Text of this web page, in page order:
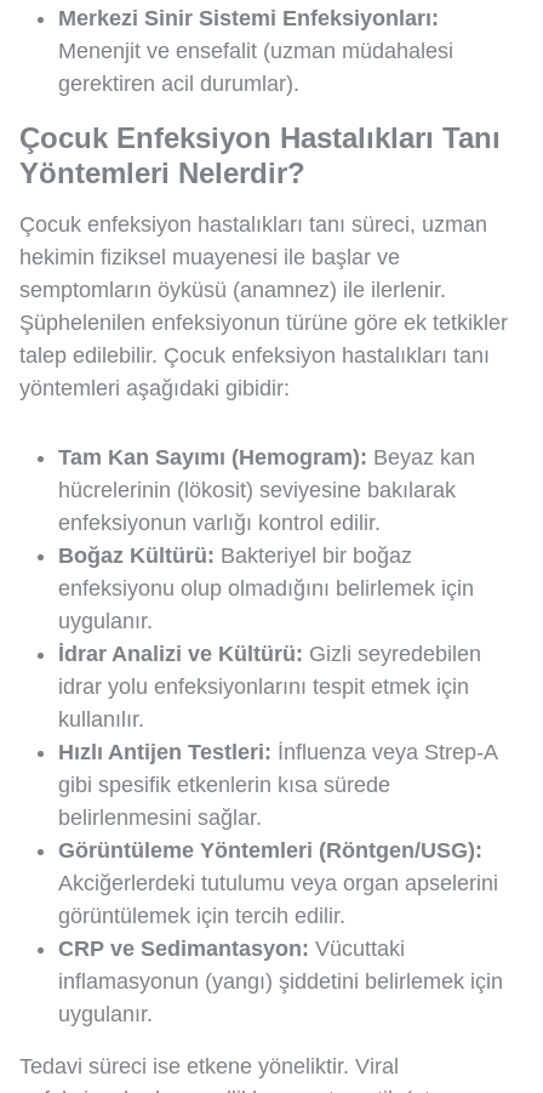
Merkezi Sinir Sistemi Enfeksiyonları:
Menenjit ve ensefalit (uzman müdahalesi
gerektiren acil durumlar).
Çocuk Enfeksiyon Hastalıkları Tanı
Yöntemleri Nelerdir?
Çocuk enfeksiyon hastalıkları tanı süreci, uzman
hekimin fiziksel muayenesi ile başlar ve
semptomların öyküsü (anamnez) ile ilerlenir.
Şüphelenilen enfeksiyonun türüne göre ek tetkikler
talep edilebilir. Çocuk enfeksiyon hastalıkları tanı
yöntemleri aşağıdaki gibidir:
Tam Kan Sayımı (Hemogram): Beyaz kan
hücrelerinin (lökosit) seviyesine bakılarak
enfeksiyonun varlığı kontrol edilir.
Boğaz Kültürü: Bakteriyel bir boğaz
enfeksiyonu olup olmadığını belirlemek için
uygulanır.
İdrar Analizi ve Kültürü: Gizli seyredebilen
idrar yolu enfeksiyonlarını tespit etmek için
kullanılır.
Hızlı Antijen Testleri: İnfluenza veya Strep-A
gibi spesifik etkenlerin kısa sürede
belirlenmesini sağlar.
Görüntüleme Yöntemleri (Röntgen/USG):
Akciğerlerdeki tutulumu veya organ apselerini
görüntülemek için tercih edilir.
CRP ve Sedimantasyon: Vücuttaki
inflamasyonun (yangı) şiddetini belirlemek için
uygulanır.
Tedavi süreci ise etkene yöneliktir. Viral